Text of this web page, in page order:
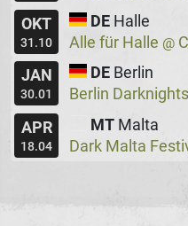
OKT
31.10
DE Halle
Alle für Halle @
JAN
30.01
DE Berlin
Berlin Darknights
APR
18.04
MT Malta
Dark Malta